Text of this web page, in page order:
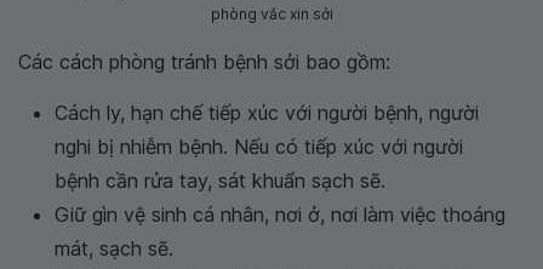
phòng vắc xin sởi
Các cách phòng tránh bệnh sởi bao gồm:
Cách ly, hạn chế tiếp xúc với người bệnh, người
nghi bị nhiễm bệnh. Nếu có tiếp xúc với người
bệnh cần rửa tay, sát khuẩn sạch sẽ.
Giữ gìn vệ sinh cá nhân, nơi ở, nơi làm việc thoáng
mát, sạch sẽ.